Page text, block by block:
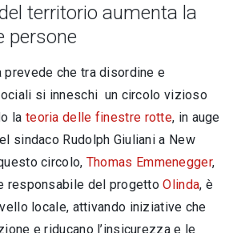
territorio aumenta la
persone
prevede che tra disordine e
si inneschi un circolo vizioso
la teoria delle finestre rotte, in auge
sindaco Rudolph Giuliani a New
circolo, Thomas Emmenegger,
responsabile del progettoOlinda, è
locale, attivando iniziative che
e riducano l’insicurezza e le